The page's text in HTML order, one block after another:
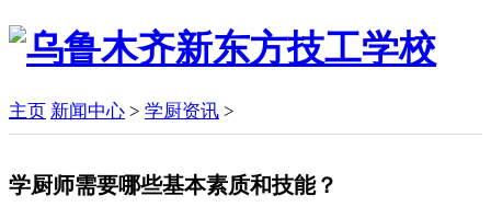
主页 新闻中心 > 学厨资讯 >
学厨师需要哪些基本素质和技能？